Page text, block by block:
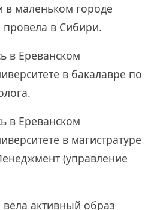
в маленьком городе
провела в Сибири.
в Ереванском
в бакалавре по
в Ереванском
в магистратуре
(управление
вела активный образ